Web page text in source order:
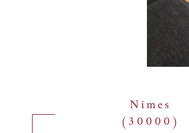
Nîmes
(30000)